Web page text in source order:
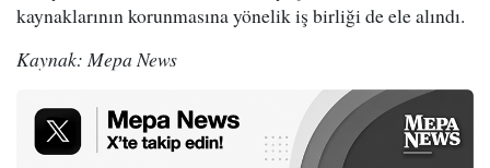
kaynaklarının korunmasına yönelik iş birliği de ele alındı.
Kaynak: Mepa News